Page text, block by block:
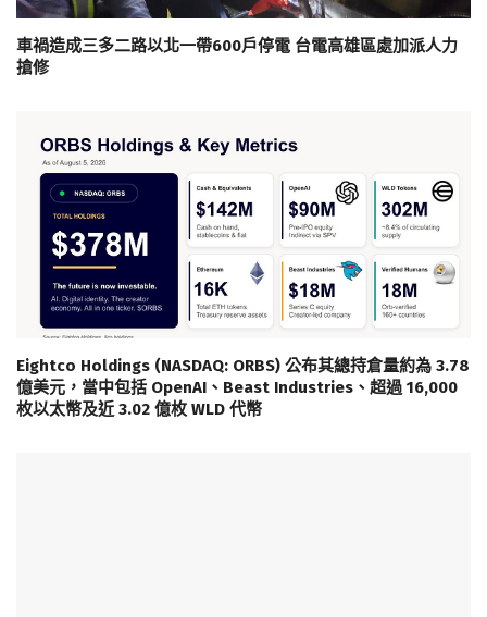
車禍造成三多二路以北一帶600戶停電 台電高雄區處加派人力
搶修
Eightco Holdings (NASDAQ: ORBS) 公布其總持倉量約為 3.78
億美元，當中包括 OpenAI、Beast Industries、超過 16,000
枚以太幣及近 3.02 億枚 WLD 代幣